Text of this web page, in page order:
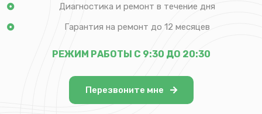
Диагностика и ремонт в течение дня
Гарантия на ремонт до 12 месяцев
РЕЖИМ РАБОТЫ С 9:30 ДО 20:30
Перезвоните мне